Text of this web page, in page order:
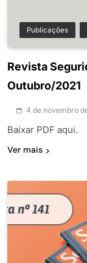
Publicações
Revista
Outubro/2021
4 de novembro
Baixar PDF aqui.
Ver mais